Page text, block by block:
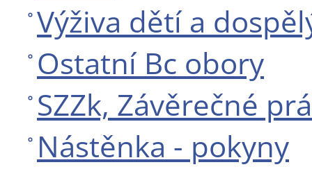
Výživa dětí a
Ostatní Bc obory
SZZk, Závěrečné
Nástěnka - pokyny